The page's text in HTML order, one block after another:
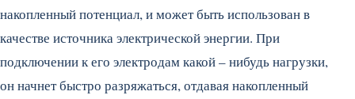
накопленный потенциал, и может быть использован в
качестве источника электрической энергии. При
подключении к его электродам какой – нибудь нагрузки,
он начнет быстро разряжаться, отдавая накопленный